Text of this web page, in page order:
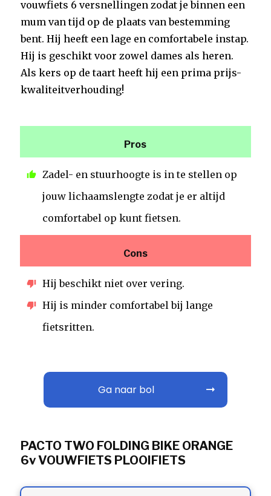
vouwfiets 6 versnellingen zodat je binnen een
mum van tijd op de plaats van bestemming
bent. Hij heeft een lage en comfortabele instap.
Hij is geschikt voor zowel dames als heren.
Als kers op de taart heeft hij een prima prijs-
kwaliteitverhouding!
Pros
Zadel- en stuurhoogte is in te stellen op
jouw lichaamslengte zodat je er altijd
comfortabel op kunt fietsen.
Cons
Hij beschikt niet over vering.
Hij is minder comfortabel bij lange
fietsritten.
Ga naar bol
PACTO TWO FOLDING BIKE ORANGE
6v VOUWFIETS PLOOIFIETS